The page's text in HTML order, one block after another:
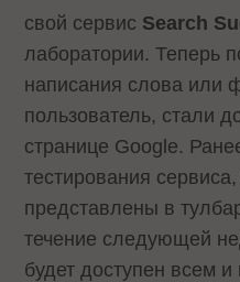
свой сервис Search
лаборатории. Теперь
написания слова или
пользователь, стали
странице Google.
тестирования
представлены в
течение следующей
будет доступен всем и